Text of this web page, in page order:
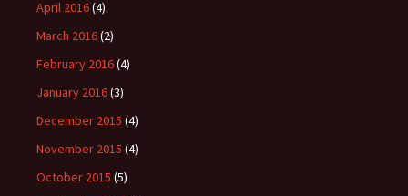
April 2016(4)
March 2016(2)
February 2016(4)
January 2016(3)
December 2015 (4)
November 2015 (4)
October 2015 (5)